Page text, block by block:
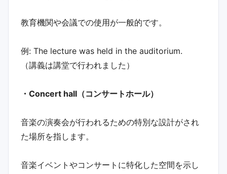
教育機関や会議での使用が一般的です。
例: The lecture was held in the auditorium.
（講義は講堂で行われました）
・Concert hall（コンサートホール）
音楽の演奏会が行われるための特別な設計がされ
た場所を指します。
音楽イベントやコンサートに特化した空間を示し